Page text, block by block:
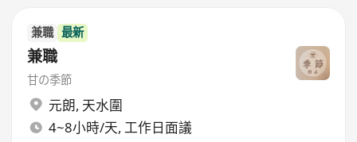
兼職 最新
兼職
甘の季節
元朗, 天水圍
4~8小時/天, 工作日面議